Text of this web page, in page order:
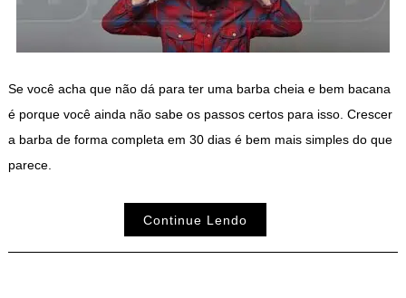
Se você acha que não dá para ter uma barba cheia e bem bacana
é porque você ainda não sabe os passos certos para isso. Crescer
a barba de forma completa em 30 dias é bem mais simples do que
parece.
Continue Lendo